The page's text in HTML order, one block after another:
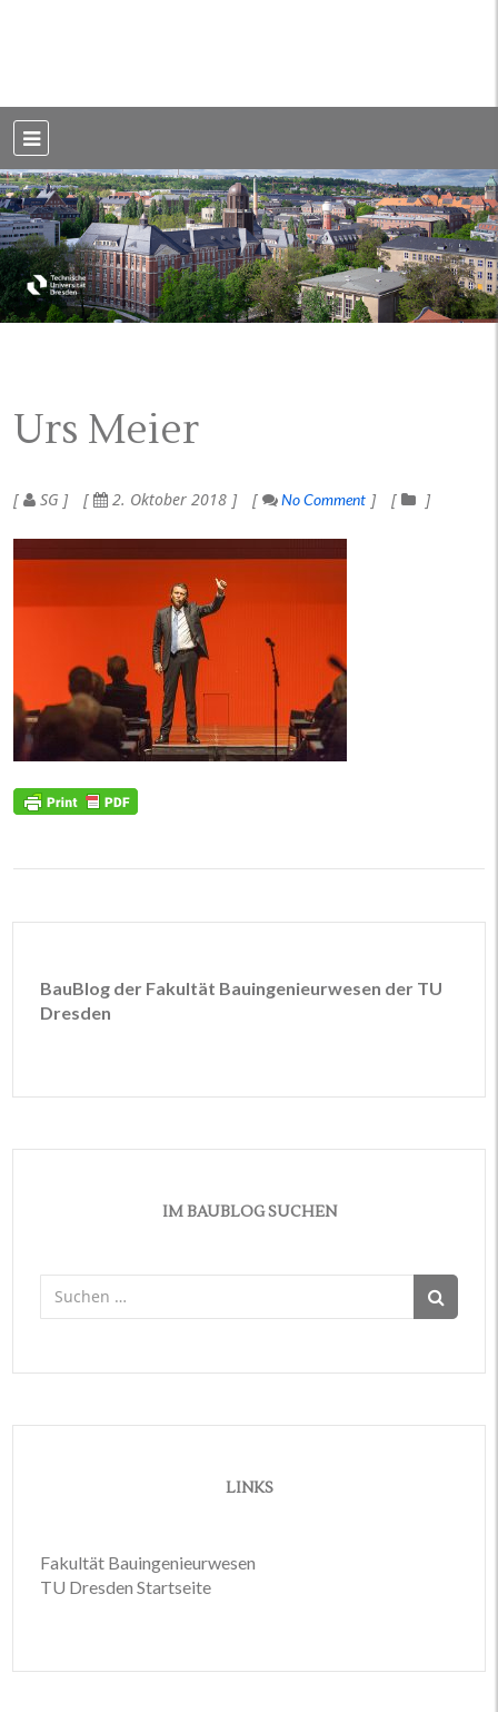
Dresden
Urs Meier
SG 2. Oktober 2018 No Comment
BauBlog der Fakultät Bauingenieurwesen der TU
Dresden
IM BAUBLOG SUCHEN
Suchen
nach:
LINKS
Fakultät Bauingenieurwesen
TU Dresden Startseite